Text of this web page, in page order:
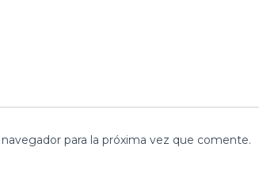
para la próxima vez que comente.